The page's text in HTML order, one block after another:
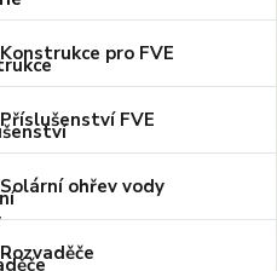
Konstrukce pro FVE
Příslušenství FVE
Solární ohřev vody
Rozvaděče